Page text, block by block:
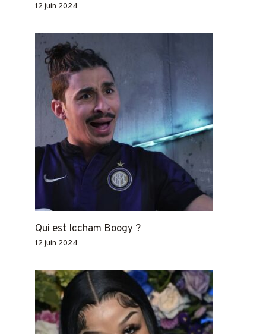
12 juin 2024
Qui est Iccham Boogy ?
12 juin 2024